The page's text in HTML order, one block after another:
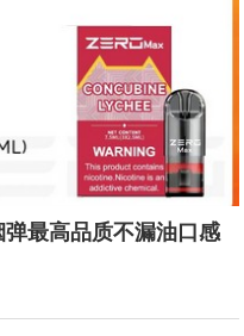
最高品质不漏油口感